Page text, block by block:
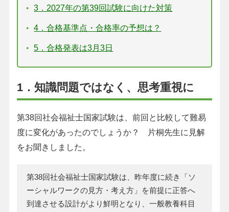
3．2027年の第39回試験に向けた対策
4．合格基準点・合格率の予想は？
5．合格発表は3月3日
1．知識問題ではなく、思考重視に
第38回社会福祉士国家試験は、前回と比較して難易
度に変化があったのでしょうか？ 片桐先生に見解
をお聞きしました。
第38回社会福祉士国家試験は、昨年度に続き「ソ
ーシャルワークの見方・考え方」を前提に正答へ
到達させる設計がより鮮明となり、一般教養科目